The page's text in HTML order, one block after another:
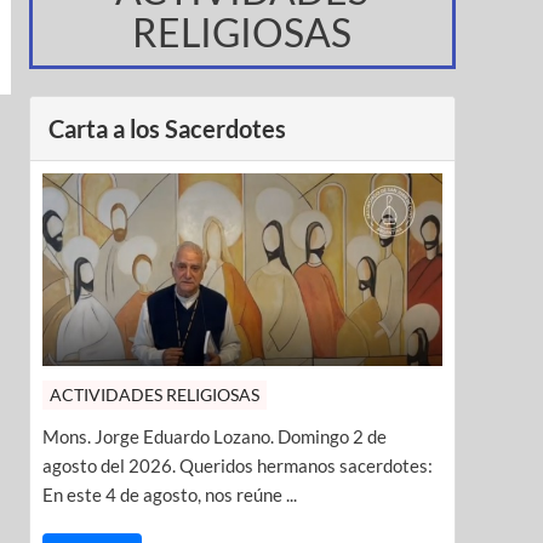
RELIGIOSAS
Carta a los Sacerdotes
ACTIVIDADES RELIGIOSAS
Mons. Jorge Eduardo Lozano. Domingo 2 de
agosto del 2026. Queridos hermanos sacerdotes:
En este 4 de agosto, nos reúne ...